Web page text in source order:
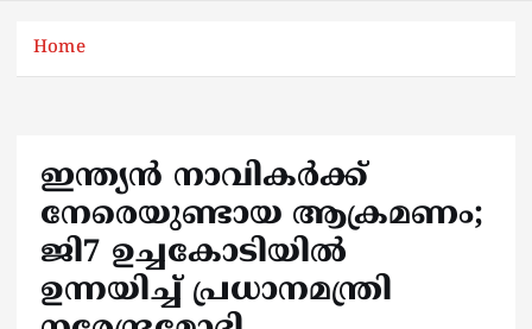
Home
ഇന്ത്യന്‍ നാവികര്‍ക്ക്
നേരെയുണ്ടായ ആക്രമണം;
ജി7 ഉച്ചകോടിയില്‍
ഉന്നയിച്ച് പ്രധാനമന്ത്രി